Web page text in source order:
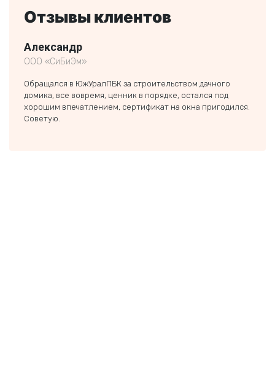
Отзывы клиентов
Александр
ООО «СиБиЭм»
Обращался в ЮжУралПБК за строительством дачного
домика, все вовремя, ценник в порядке, остался под
хорошим впечатлением, сертификат на окна пригодился.
Советую.